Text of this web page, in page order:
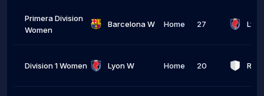
Primera Division
Women
Barcelona W Home 27
Division 1 Women Lyon W Home 20